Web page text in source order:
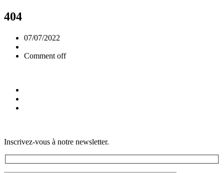
404
07/07/2022
Comment off
Inscrivez-vous à notre newsletter.